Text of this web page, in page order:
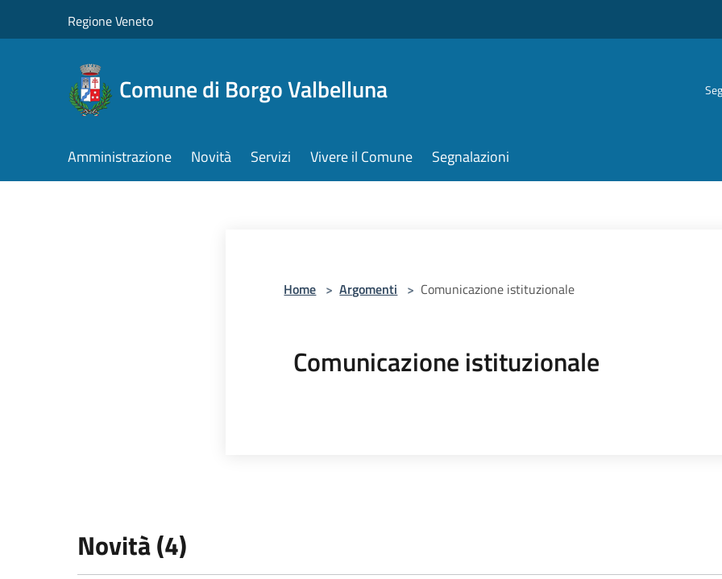
Regione Veneto
Comune di Borgo Valbelluna
Amministrazione Novità Servizi Vivere il Comune Segnalazioni
Home > Argomenti > Comunicazione istituzionale
Comunicazione istituzionale
Novità (4)